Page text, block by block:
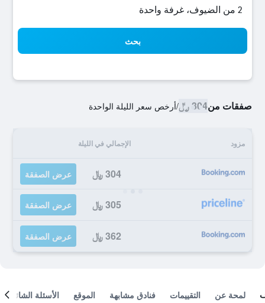
2 من الضيوف، غرفة واحدة
بحث
صفقات من304 ﷼ /أرخص سعر الليلة الواحدة
مزود الإجمالي في الليلة
304 ﷼ عرض الصفقة
305 ﷼ عرض الصفقة
362 ﷼ عرض الصفقة
لمحة عن التقييمات فنادق مشابهة الموقع الأسئلة الشائعة